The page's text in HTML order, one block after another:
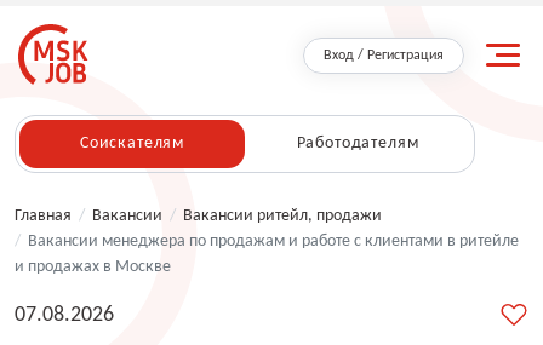
Вход / Регистрация
Соискателям Работодателям
Главная / Вакансии / Вакансии ритейл, продажи
/ Вакансии менеджера по продажам и работе с клиентами в ритейле
и продажах в Москве
07.08.2026